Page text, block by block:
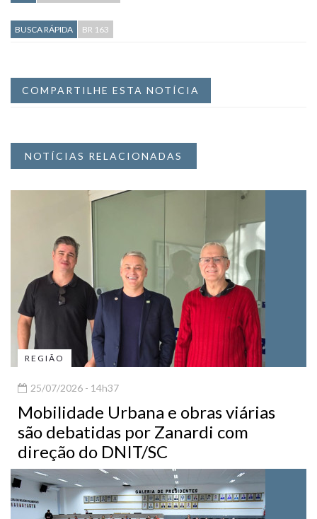
BUSCA RÁPIDA BR 163
COMPARTILHE ESTA NOTÍCIA
NOTÍCIAS RELACIONADAS
REGIÃO
25/07/2026 - 14h37
Mobilidade Urbana e obras viárias
são debatidas por Zanardi com
direção do DNIT/SC